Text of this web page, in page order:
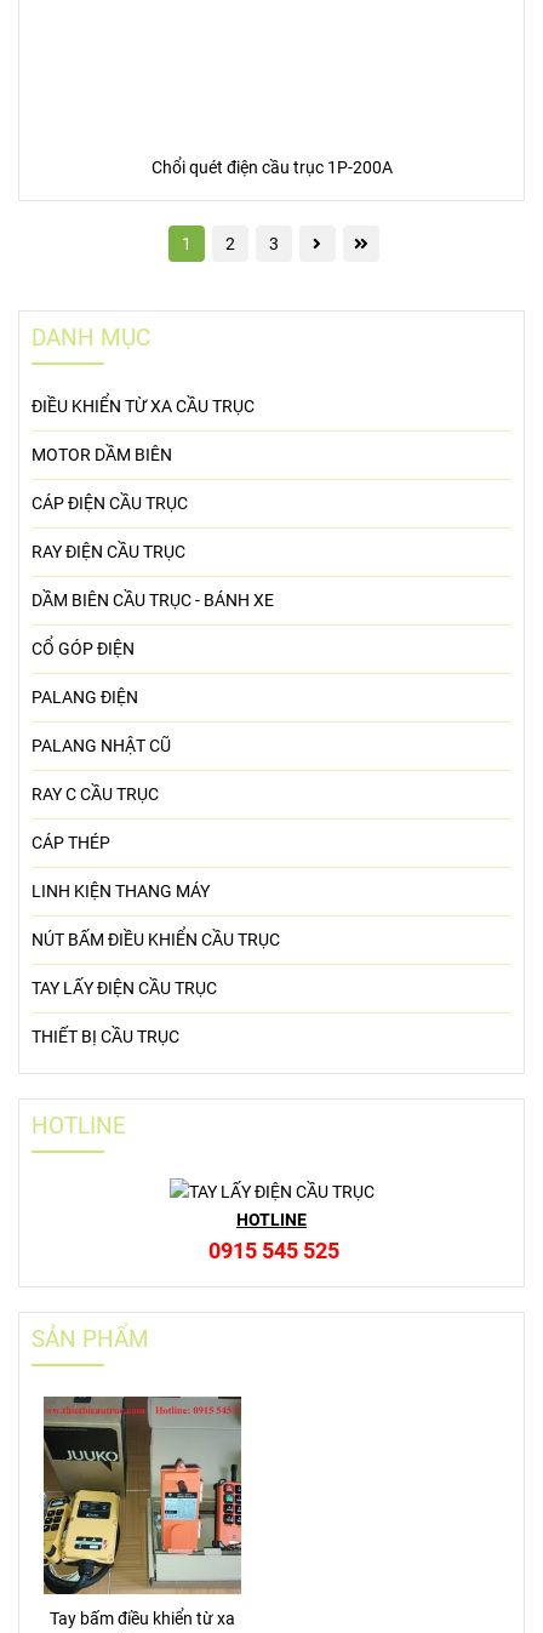
Chổi quét điện cầu trục 1P-200A
1 2 3
DANH MỤC
ĐIỀU KHIỂN TỪ XA CẦU TRỤC
MOTOR DẦM BIÊN
CÁP ĐIỆN CẦU TRỤC
RAY ĐIỆN CẦU TRỤC
DẦM BIÊN CẦU TRỤC - BÁNH XE
CỔ GÓP ĐIỆN
PALANG ĐIỆN
PALANG NHẬT CŨ
RAY C CẦU TRỤC
CÁP THÉP
LINH KIỆN THANG MÁY
NÚT BẤM ĐIỀU KHIỂN CẦU TRỤC
TAY LẤY ĐIỆN CẦU TRỤC
THIẾT BỊ CẦU TRỤC
HOTLINE
HOTLINE
0915 545 525
SẢN PHẨM
Tay bấm điều khiển từ xa